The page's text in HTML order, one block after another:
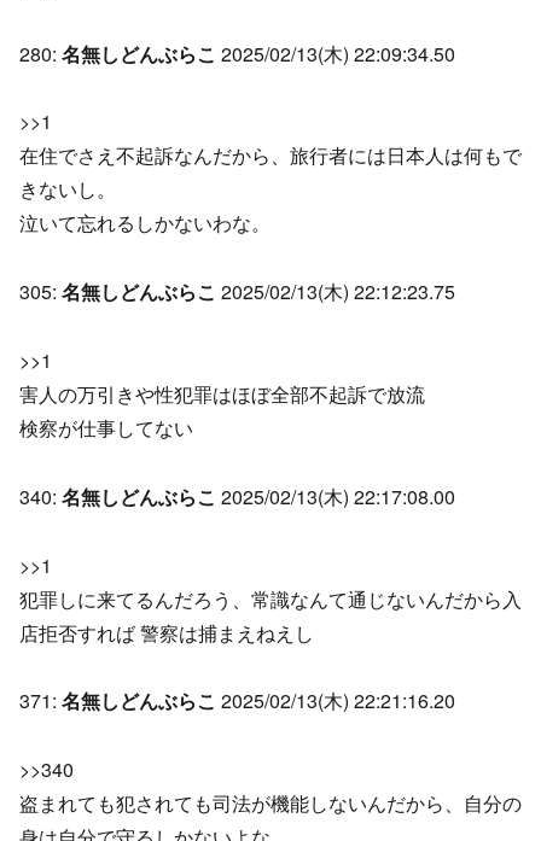
280: 名無しどんぶらこ 2025/02/13(木) 22:09:34.50
>>1
在住でさえ不起訴なんだから、旅行者には日本人は何もで
きないし。
泣いて忘れるしかないわな。
305: 名無しどんぶらこ 2025/02/13(木) 22:12:23.75
>>1
害人の万引きや性犯罪はほぼ全部不起訴で放流
検察が仕事してない
340: 名無しどんぶらこ 2025/02/13(木) 22:17:08.00
>>1
犯罪しに来てるんだろう、常識なんて通じないんだから入
店拒否すれば 警察は捕まえねえし
371: 名無しどんぶらこ 2025/02/13(木) 22:21:16.20
>>340
盗まれても犯されても司法が機能しないんだから、自分の